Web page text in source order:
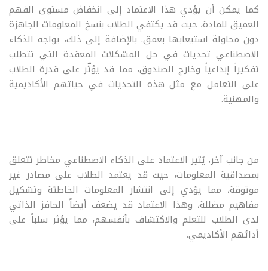
كما يمكن أن يؤدي هذا الاعتماد إلى انخفاض مستوى الفهم
العميق للمادة، حيث قد يكتفي الطلاب بنسخ المعلومات الجاهزة
دون محاولة استيعابها بعمق. بالإضافة إلى ذلك، يواجه الذكاء
الاصطناعي تحديات في حل المشكلات المعقدة التي تتطلب
تفكيراً إبداعياً وخارج الصندوق، مما قد يؤثّر على قدرة الطلاب
على التعامل مع مثل هذه التحديات في حياتهم الأكاديمية
والمهنية.
من جانب آخر، يُثير الاعتماد على الذكاء الاصطناعي مخاطر تتعلق
بمصداقية المعلومات، حيث قد يعتمد الطلاب على مصادر غير
موثوقة، مما يؤدي إلى انتشار المعلومات الخاطئة وتشكيل
مفاهيم مضللة، وهذا الاعتماد قد يضعف أيضاً الحافز الذاتي
لدى الطلاب للتعلم والاكتشاف بأنفسهم، مما يؤثر سلباً على
أدائهم الأكاديمي.